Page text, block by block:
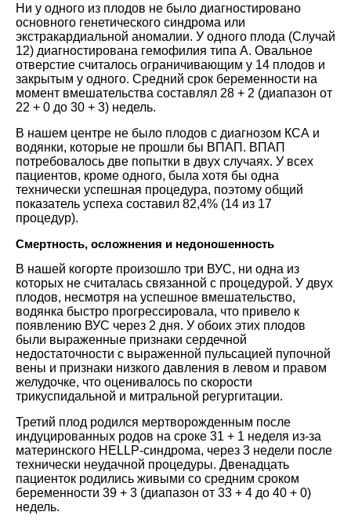
Ни у одного из плодов не было диагностировано
основного генетического синдрома или
экстракардиальной аномалии. У одного плода (Случай
12) диагностирована гемофилия типа А. Овальное
отверстие считалось ограничивающим у 14 плодов и
закрытым у одного. Средний срок беременности на
момент вмешательства составлял 28 + 2 (диапазон от
22 + 0 до 30 + 3) недель.
В нашем центре не было плодов с диагнозом КСА и
водянки, которые не прошли бы ВПАП. ВПАП
потребовалось две попытки в двух случаях. У всех
пациентов, кроме одного, была хотя бы одна
технически успешная процедура, поэтому общий
показатель успеха составил 82,4% (14 из 17
процедур).
Смертность, осложнения и недоношенность
В нашей когорте произошло три ВУС, ни одна из
которых не считалась связанной с процедурой. У двух
плодов, несмотря на успешное вмешательство,
водянка быстро прогрессировала, что привело к
появлению ВУС через 2 дня. У обоих этих плодов
были выраженные признаки сердечной
недостаточности с выраженной пульсацией пупочной
вены и признаки низкого давления в левом и правом
желудочке, что оценивалось по скорости
трикуспидальной и митральной регургитации.
Третий плод родился мертворожденным после
индуцированных родов на сроке 31 + 1 неделя из-за
материнского HELLP-синдрома, через 3 недели после
технически неудачной процедуры. Двенадцать
пациенток родились живыми со средним сроком
беременности 39 + 3 (диапазон от 33 + 4 до 40 + 0)
недель.